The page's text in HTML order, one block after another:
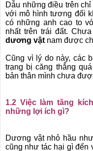
Dẫu những điều trên
với mô hình tương đối
có những anh cao to
nhất trên trái đất.
dương vật nam được
Cũng vì lý do này, các
trạng bị căng thẳng
bản thân mình chưa
1.2 Việc làm tăng
những lợi ích gì?
Dương vật nhỏ hầu
cũng như tác hại gì đến